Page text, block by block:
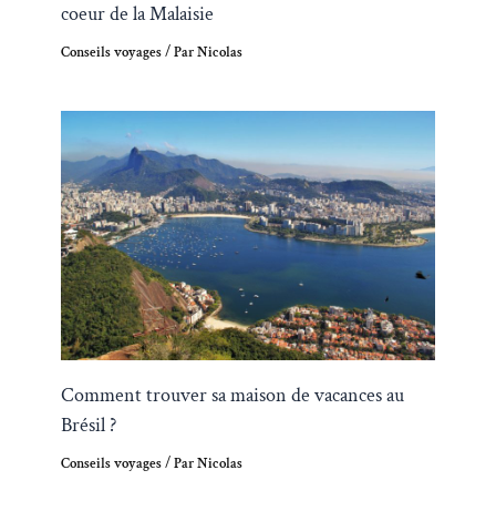
coeur de la Malaisie
Conseils voyages/ ParNicolas
Comment trouver sa maison de vacances au
Brésil ?
Conseils voyages/ ParNicolas